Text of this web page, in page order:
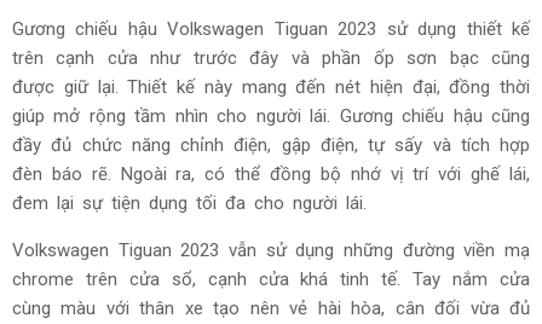
Gương chiếu hậu Volkswagen Tiguan 2023 sử dụng thiết kế
trên cạnh cửa như trước đây và phần ốp sơn bạc cũng
được giữ lại. Thiết kế này mang đến nét hiện đại, đồng thời
giúp mở rộng tầm nhìn cho người lái. Gương chiếu hậu cũng
đầy đủ chức năng chỉnh điện, gập điện, tự sấy và tích hợp
đèn báo rẽ. Ngoài ra, có thể đồng bộ nhớ vị trí với ghế lái,
đem lại sự tiện dụng tối đa cho người lái.
Volkswagen Tiguan 2023 vẫn sử dụng những đường viền mạ
chrome trên cửa sổ, cạnh cửa khá tinh tế. Tay nắm cửa
cùng màu với thân xe tạo nên vẻ hài hòa, cân đối vừa đủ